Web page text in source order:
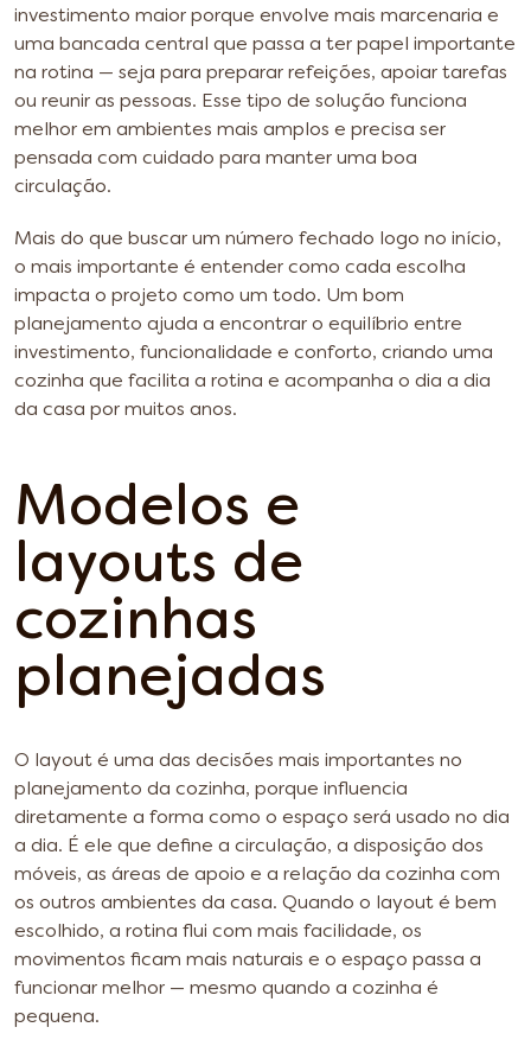
investimento maior porque envolve mais marcenaria e
uma bancada central que passa a ter papel importante
na rotina — seja para preparar refeições, apoiar tarefas
ou reunir as pessoas. Esse tipo de solução funciona
melhor em ambientes mais amplos e precisa ser
pensada com cuidado para manter uma boa
circulação.
Mais do que buscar um número fechado logo no início,
o mais importante é entender como cada escolha
impacta o projeto como um todo. Um bom
planejamento ajuda a encontrar o equilíbrio entre
investimento, funcionalidade e conforto, criando uma
cozinha que facilita a rotina e acompanha o dia a dia
da casa por muitos anos.
Modelos e
layouts de
cozinhas
planejadas
O layout é uma das decisões mais importantes no
planejamento da cozinha, porque influencia
diretamente a forma como o espaço será usado no dia
a dia. É ele que define a circulação, a disposição dos
móveis, as áreas de apoio e a relação da cozinha com
os outros ambientes da casa. Quando o layout é bem
escolhido, a rotina flui com mais facilidade, os
movimentos ficam mais naturais e o espaço passa a
funcionar melhor — mesmo quando a cozinha é
pequena.